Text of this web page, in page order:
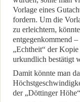
Vorlage eines
fordern. Um die
zu erleichtern,
entgegenkommend
„Echtheit“ der
urkundlich bestätigt
Damit könnte man
der „Döttinger